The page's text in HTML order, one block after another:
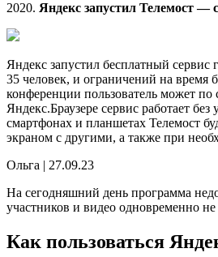
2020. Яндекс запустил Телемост —
Яндекс запустил бесплатный сервис
35 человек, и ограничений на время
конференции пользователь может по
Яндекс.Браузере сервис работает
смартфонах и планшетах Телемост
экраном с другими, а также при
Ольга | 27.09.23
На сегодняшний день программа
участников и видео одновременно
Как пользоваться